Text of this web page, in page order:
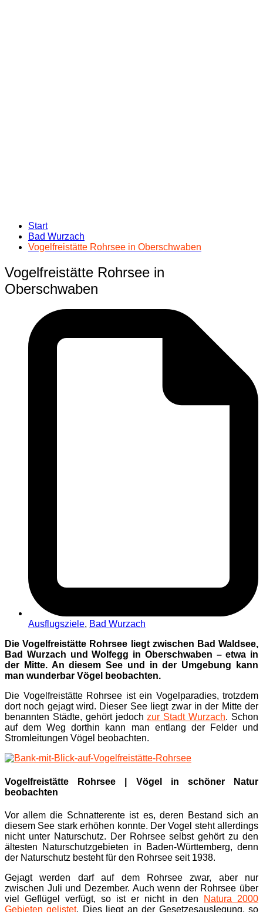
Start
Bad Wurzach
Vogelfreistätte Rohrsee in Oberschwaben
Vogelfreistätte Rohrsee in
Oberschwaben
Ausflugsziele, Bad Wurzach
Die Vogelfreistätte Rohrsee liegt zwischen Bad Waldsee,
Bad Wurzach und Wolfegg in Oberschwaben – etwa in
der Mitte. An diesem See und in der Umgebung kann
man wunderbar Vögel beobachten.
Die Vogelfreistätte Rohrsee ist ein Vogelparadies, trotzdem
dort noch gejagt wird. Dieser See liegt zwar in der Mitte der
benannten Städte, gehört jedochzur Stadt Wurzach. Schon
auf dem Weg dorthin kann man entlang der Felder und
Stromleitungen Vögel beobachten.
Vogelfreistätte Rohrsee | Vögel in schöner Natur
beobachten
Vor allem die Schnatterente ist es, deren Bestand sich an
diesem See stark erhöhen konnte. Der Vogel steht allerdings
nicht unter Naturschutz. Der Rohrsee selbst gehört zu den
ältesten Naturschutzgebieten in Baden-Württemberg, denn
der Naturschutz besteht für den Rohrsee seit 1938.
Gejagt werden darf auf dem Rohrsee zwar, aber nur
zwischen Juli und Dezember. Auch wenn der Rohrsee über
viel Geflügel verfügt, so ist er nicht in den
Natura 2000
Gebieten gelistet. Dies liegt an der Gesetzesauslegung, so